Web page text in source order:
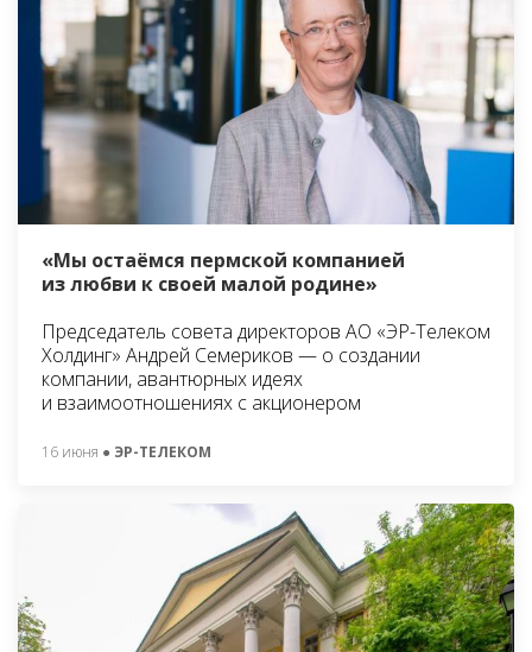
«Мы остаёмся пермской компанией
из любви к своей малой родине»
Председатель совета директоров АО «ЭР-Телеком
Холдинг» Андрей Семериков — о создании
компании, авантюрных идеях
и взаимоотношениях с акционером
16 июня ● ЭР-ТЕЛЕКОМ